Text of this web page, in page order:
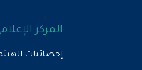
المركز الإعلامي
إحصائيات الهيئة